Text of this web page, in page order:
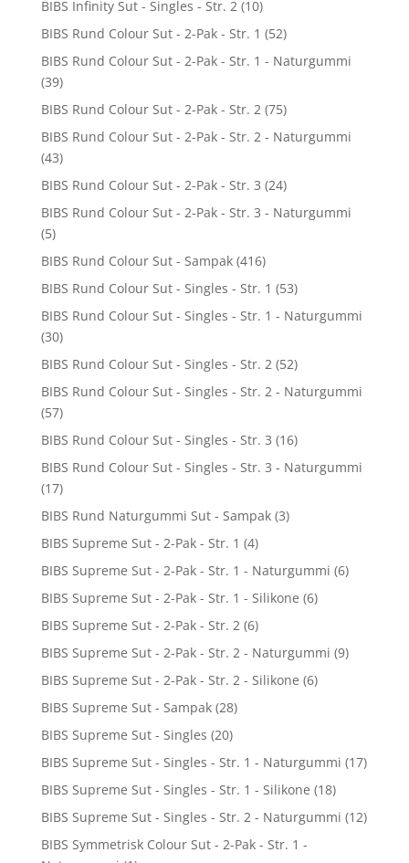
BIBS Infinity Sut - Singles - Str. 2 (10)
BIBS Rund Colour Sut - 2-Pak - Str. 1 (52)
BIBS Rund Colour Sut - 2-Pak - Str. 1 - Naturgummi
(39)
BIBS Rund Colour Sut - 2-Pak - Str. 2 (75)
BIBS Rund Colour Sut - 2-Pak - Str. 2 - Naturgummi
(43)
BIBS Rund Colour Sut - 2-Pak - Str. 3 (24)
BIBS Rund Colour Sut - 2-Pak - Str. 3 - Naturgummi
(5)
BIBS Rund Colour Sut - Sampak (416)
BIBS Rund Colour Sut - Singles - Str. 1 (53)
BIBS Rund Colour Sut - Singles - Str. 1 - Naturgummi
(30)
BIBS Rund Colour Sut - Singles - Str. 2 (52)
BIBS Rund Colour Sut - Singles - Str. 2 - Naturgummi
(57)
BIBS Rund Colour Sut - Singles - Str. 3 (16)
BIBS Rund Colour Sut - Singles - Str. 3 - Naturgummi
(17)
BIBS Rund Naturgummi Sut - Sampak (3)
BIBS Supreme Sut - 2-Pak - Str. 1 (4)
BIBS Supreme Sut - 2-Pak - Str. 1 - Naturgummi (6)
BIBS Supreme Sut - 2-Pak - Str. 1 - Silikone (6)
BIBS Supreme Sut - 2-Pak - Str. 2 (6)
BIBS Supreme Sut - 2-Pak - Str. 2 - Naturgummi (9)
BIBS Supreme Sut - 2-Pak - Str. 2 - Silikone (6)
BIBS Supreme Sut - Sampak (28)
BIBS Supreme Sut - Singles (20)
BIBS Supreme Sut - Singles - Str. 1 - Naturgummi (17)
BIBS Supreme Sut - Singles - Str. 1 - Silikone (18)
BIBS Supreme Sut - Singles - Str. 2 - Naturgummi (12)
BIBS Symmetrisk Colour Sut - 2-Pak - Str. 1 -